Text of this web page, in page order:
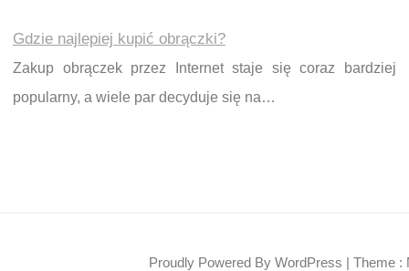
Gdzie najlepiej kupić obrączki?
Zakup obrączek przez Internet staje się coraz bardziej
popularny, a wiele par decyduje się na…
Proudly Powered By WordPress | Theme :